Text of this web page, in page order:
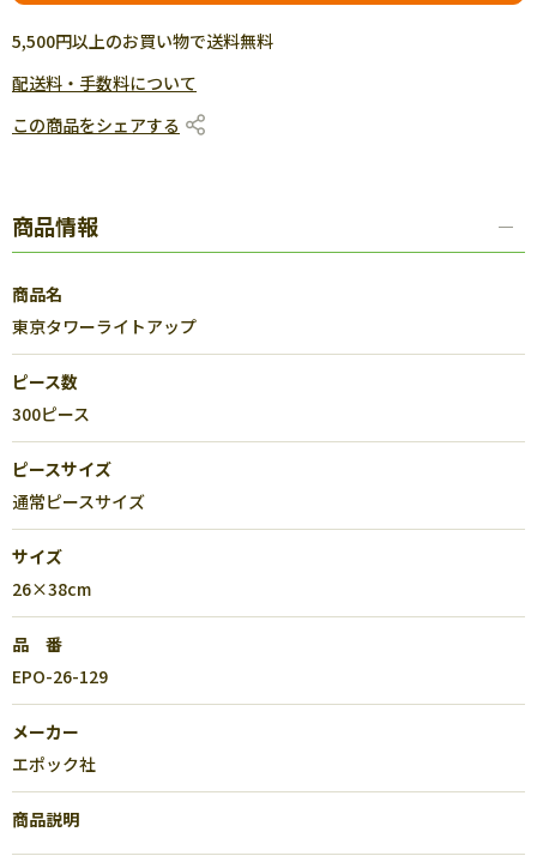
5,500円以上のお買い物で送料無料
配送料・手数料について
この商品をシェアする
商品情報
商品名
東京タワーライトアップ
ピース数
300ピース
ピースサイズ
通常ピースサイズ
サイズ
26×38cm
品 番
EPO-26-129
メーカー
エポック社
商品説明